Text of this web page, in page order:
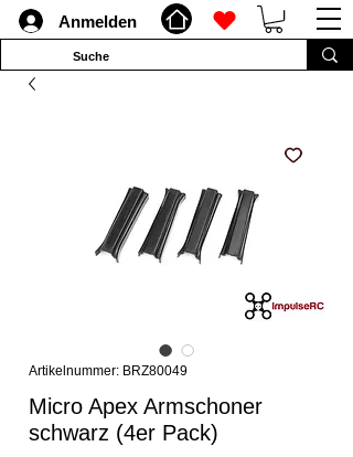
Anmelden
Artikelnummer: BRZ80049
Micro Apex Armschoner
schwarz (4er Pack)